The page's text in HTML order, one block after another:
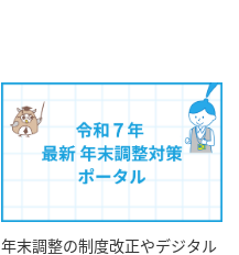
年末調整の制度改正やデジタル